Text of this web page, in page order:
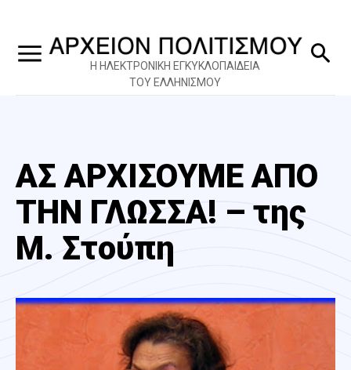
Η ΗΛΕΚΤΡΟΝΙΚΗ ΕΓΚΥΚΛΟΠΑΙΔΕΙΑ
ΤΟΥ ΕΛΛΗΝΙΣΜΟΥ
ΑΣ ΑΡΧΙΣΟΥΜΕ ΑΠΟ
ΤΗΝ ΓΛΩΣΣΑ! – της
Μ. Στούπη